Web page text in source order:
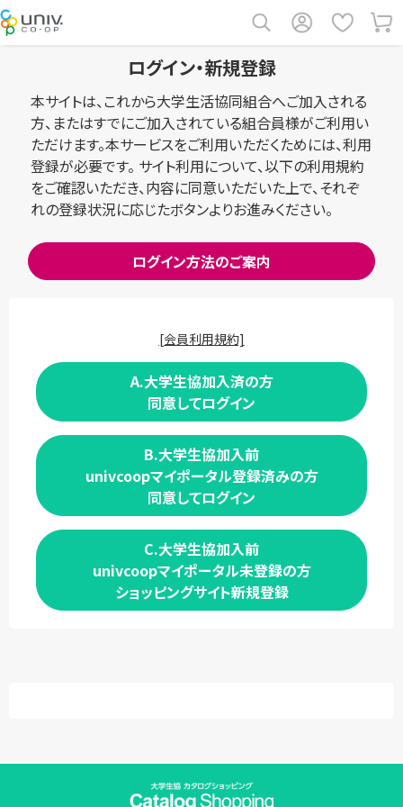
ログイン・新規登録
本サイトは、これから大学生活協同組合へご加入される
方、またはすでにご加入されている組合員様がご利用い
ただけます。本サービスをご利用いただくためには、利用
登録が必要です。 サイト利用について、以下の利用規約
をご確認いただき、内容に同意いただいた上で、それぞ
れの登録状況に応じたボタンよりお進みください。
ログイン方法のご案内
[会員利用規約]
A.大学生協加入済の方
同意してログイン
B.大学生協加入前
univcoopマイポータル登録済みの方
同意してログイン
C.大学生協加入前
univcoopマイポータル未登録の方
ショッピングサイト新規登録